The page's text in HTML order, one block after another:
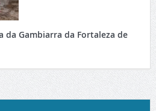
da Gambiarra da Fortaleza de